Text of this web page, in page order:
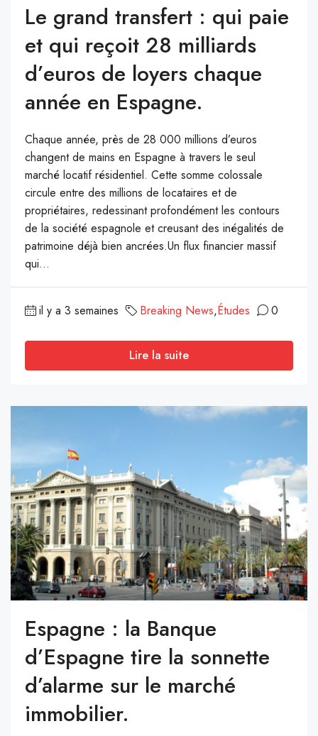
Le grand transfert : qui paie
et qui reçoit 28 milliards
d’euros de loyers chaque
année en Espagne.
Chaque année, près de 28 000 millions d’euros
changent de mains en Espagne à travers le seul
marché locatif résidentiel. Cette somme colossale
circule entre des millions de locataires et de
propriétaires, redessinant profondément les contours
de la société espagnole et creusant des inégalités de
patrimoine déjà bien ancrées.Un flux financier massif
qui...
il y a 3 semaines Breaking News,Études 0
Lire la suite
Espagne : la Banque
d’Espagne tire la sonnette
d’alarme sur le marché
immobilier.